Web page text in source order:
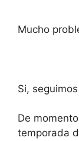
Mucho
Si,
De
temporada